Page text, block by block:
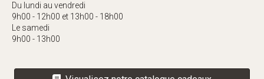
Du lundi au vendredi
9h00 - 12h00 et 13h00 - 18h00
Le samedi
9h00 - 13h00